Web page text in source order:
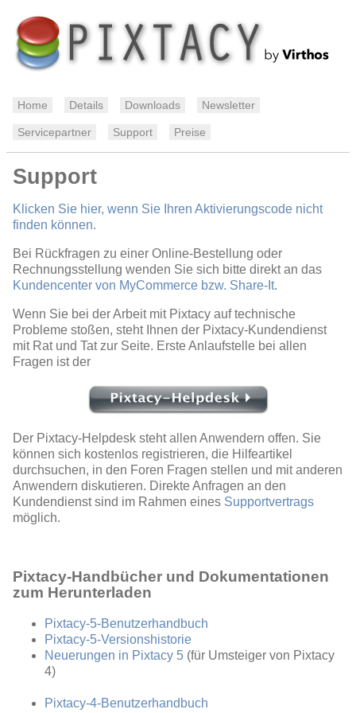
Home Details Downloads Newsletter
Servicepartner Support Preise
Support
Klicken Sie hier, wenn Sie Ihren Aktivierungscode nicht
finden können.
Bei Rückfragen zu einer Online-Bestellung oder
Rechnungsstellung wenden Sie sich bitte direkt an das
Kundencenter von MyCommerce bzw. Share-It.
Wenn Sie bei der Arbeit mit Pixtacy auf technische
Probleme stoßen, steht Ihnen der Pixtacy-Kundendienst
mit Rat und Tat zur Seite. Erste Anlaufstelle bei allen
Fragen ist der
Der Pixtacy-Helpdesk steht allen Anwendern offen. Sie
können sich kostenlos registrieren, die Hilfeartikel
durchsuchen, in den Foren Fragen stellen und mit anderen
Anwendern diskutieren. Direkte Anfragen an den
Kundendienst sind im Rahmen eines Supportvertrags
möglich.
Pixtacy-Handbücher und Dokumentationen
zum Herunterladen
Pixtacy-5-Benutzerhandbuch
Pixtacy-5-Versionshistorie
Neuerungen in Pixtacy 5 (für Umsteiger von Pixtacy
4)
Pixtacy-4-Benutzerhandbuch